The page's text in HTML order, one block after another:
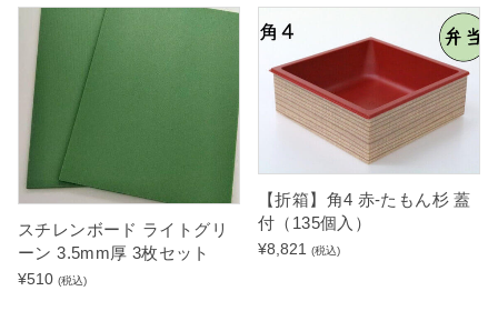
スチレンボード ライトグリ
ーン 3.5mm厚 3枚セット
¥510 (税込)
【折箱】角4 赤-たもん杉 蓋
付（135個入）
¥8,821 (税込)